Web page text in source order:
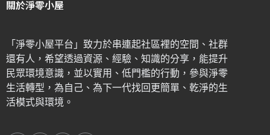
關於淨零小屋
「淨零小屋平台」致力於串連起社區裡的空間、社群
還有人，希望透過資源、經驗、知識的分享，能提升
民眾環境意識，並以實用、低門檻的行動，參與淨零
生活轉型，為自己、為下一代找回更簡單、乾淨的生
活模式與環境。